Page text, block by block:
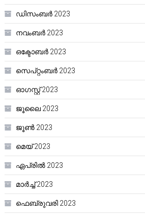
ഡിസംബർ 2023
നവംബർ 2023
ഒക്ടോബർ 2023
സെപ്റ്റംബർ 2023
ഓഗസ്റ്റ്‌ 2023
ജൂലൈ 2023
ജൂൺ 2023
മെയ്‌ 2023
ഏപ്രിൽ 2023
മാർച്ച്‌ 2023
ഫെബ്രുവരി 2023